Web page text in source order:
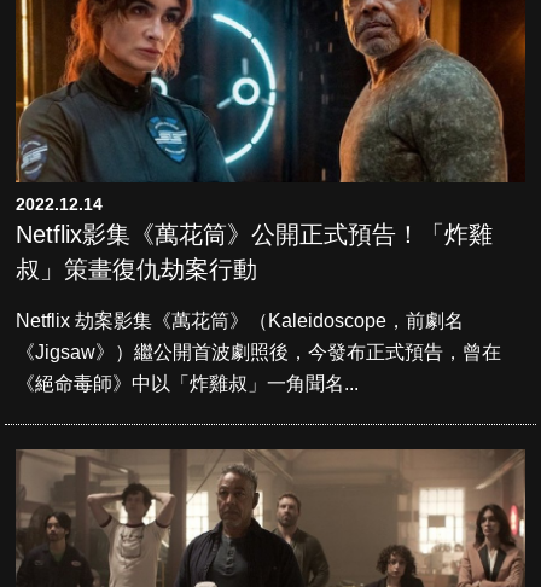
2022.12.14
Netflix影集《萬花筒》公開正式預告！「炸雞
叔」策畫復仇劫案行動
Netflix 劫案影集《萬花筒》（Kaleidoscope，前劇名
《Jigsaw》）繼公開首波劇照後，今發布正式預告，曾在
《絕命毒師》中以「炸雞叔」一角聞名...